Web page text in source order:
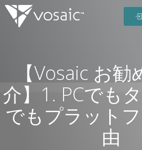
へ
ス
キ
ッ
プ
【Vosaic お
介】1. PCでも
でもプラット
由